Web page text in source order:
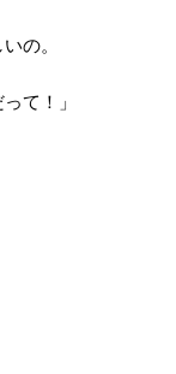
の。
て！」